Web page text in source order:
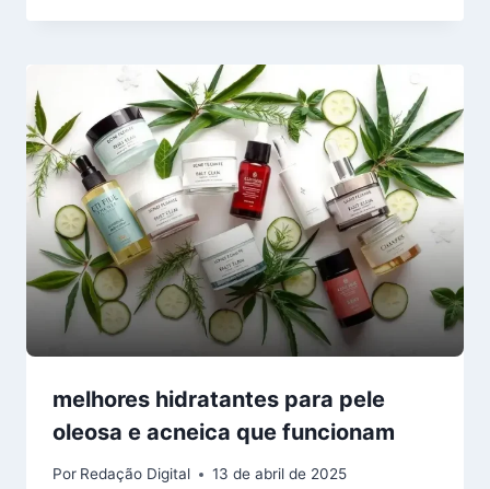
melhores hidratantes para pele
oleosa e acneica que funcionam
Por Redação Digital 13 de abril de 2025